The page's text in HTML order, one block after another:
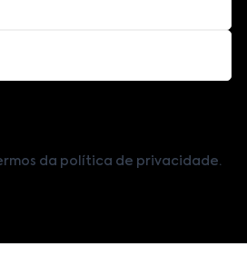
da política de privacidade.